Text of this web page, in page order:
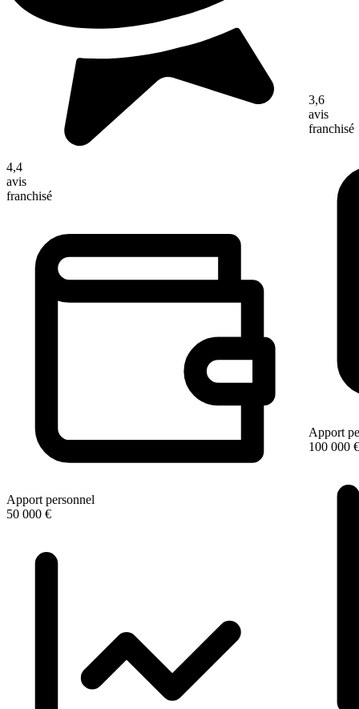
4,4
avis
franchisé
Apport personnel
50 000 €
3,6
avis
franchisé
Apport
100 000 €